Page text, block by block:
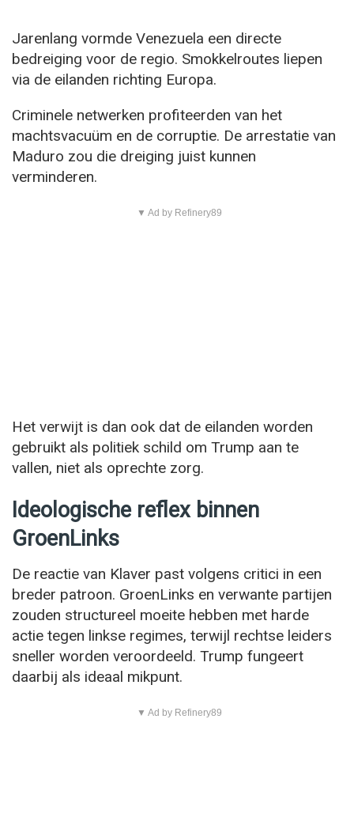
Jarenlang vormde Venezuela een directe
bedreiging voor de regio. Smokkelroutes liepen
via de eilanden richting Europa.
Criminele netwerken profiteerden van het
machtsvacuüm en de corruptie. De arrestatie van
Maduro zou die dreiging juist kunnen
verminderen.
▼ Ad by Refinery89
Het verwijt is dan ook dat de eilanden worden
gebruikt als politiek schild om Trump aan te
vallen, niet als oprechte zorg.
Ideologische reflex binnen
GroenLinks
De reactie van Klaver past volgens critici in een
breder patroon. GroenLinks en verwante partijen
zouden structureel moeite hebben met harde
actie tegen linkse regimes, terwijl rechtse leiders
sneller worden veroordeeld. Trump fungeert
daarbij als ideaal mikpunt.
▼ Ad by Refinery89